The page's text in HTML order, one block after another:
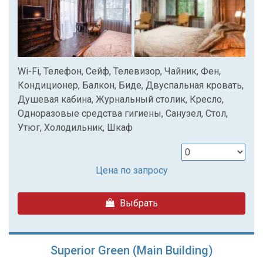
Wi-Fi, Телефон, Сейф, Телевизор, Чайник, Фен,
Кондиционер, Балкон, Биде, Двуспальная кровать,
Душевая кабина, Журнальный столик, Кресло,
Одноразовые средства гигиены, Санузел, Стол,
Утюг, Холодильник, Шкаф
Цена по запросу
Выбрать
Superior Green (Main Building)